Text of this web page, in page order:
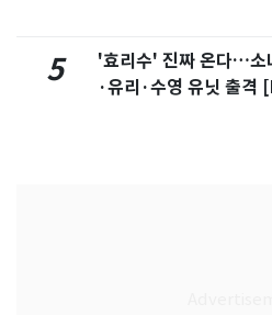
5
'효리수' 진짜 온다…소
·유리·수영 유닛 출격